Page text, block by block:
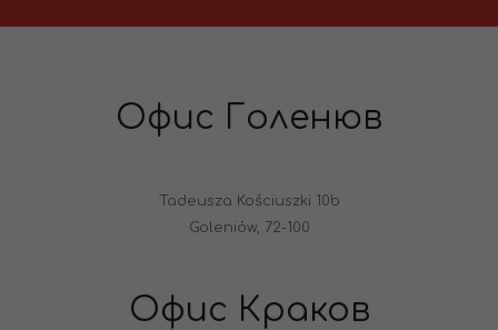
Офис Голенюв
Tadeusza Kościuszki 10b
Goleniów, 72-100
Офис Краков